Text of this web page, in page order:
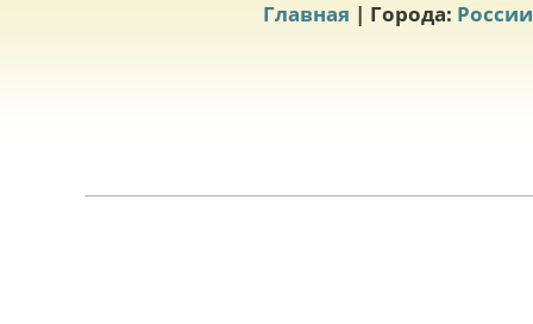
Главная | Города: России